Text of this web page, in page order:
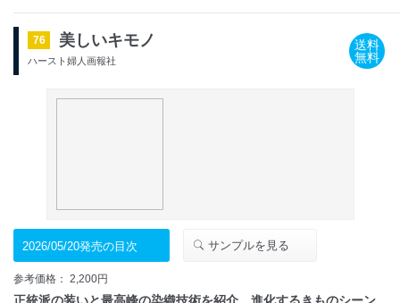
76 美しいキモノ
ハースト婦人画報社
送料
無料
2026/05/20発売の目次 サンプルを見る
参考価格： 2,200円